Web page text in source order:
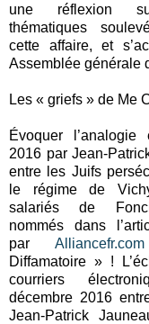
une réflexion
thématiques
cette affaire, et
Assemblée générale
Les « griefs » de Me
Évoquer l’analogie
2016 par Jean-
entre les Juifs
le régime de
salariés de
nommés dans
parAlliancefr.com
Diffamatoire » !
courriers
décembre 2016
Jean-Patrick